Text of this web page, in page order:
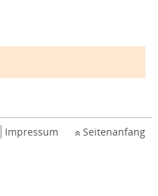
Impressum Seitenanfang